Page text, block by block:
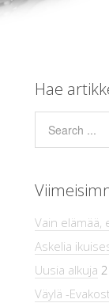
Hae
Vain elämää,
Askelia
Uusia alkuja
Väylä -